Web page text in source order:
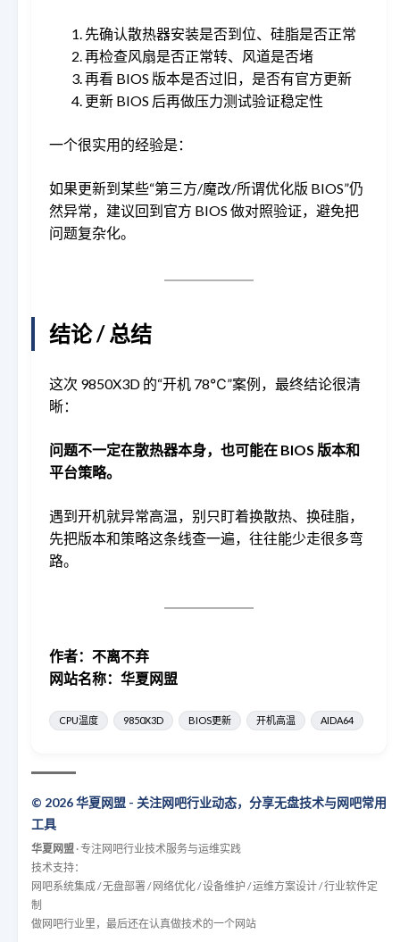
先确认散热器安装是否到位、硅脂是否正常
再检查风扇是否正常转、风道是否堵
再看 BIOS 版本是否过旧，是否有官方更新
更新 BIOS 后再做压力测试验证稳定性
一个很实用的经验是：
如果更新到某些“第三方/魔改/所谓优化版 BIOS”仍
然异常，建议回到官方 BIOS 做对照验证，避免把
问题复杂化。
结论 / 总结
这次 9850X3D 的“开机 78℃”案例，最终结论很清
晰：
问题不一定在散热器本身，也可能在 BIOS 版本和
平台策略。
遇到开机就异常高温，别只盯着换散热、换硅脂，
先把版本和策略这条线查一遍，往往能少走很多弯
路。
作者：不离不弃
网站名称：华夏网盟
CPU温度 9850X3D BIOS更新 开机高温 AIDA64
© 2026 华夏网盟 - 关注网吧行业动态，分享无盘技术与网吧常用
工具
华夏网盟 · 专注网吧行业技术服务与运维实践
技术支持：
网吧系统集成 / 无盘部署 / 网络优化 / 设备维护 / 运维方案设计 / 行业软件定
制
做网吧行业里，最后还在认真做技术的一个网站